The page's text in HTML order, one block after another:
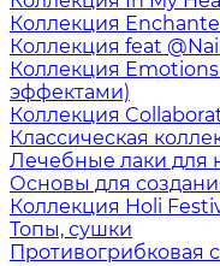
Коллекция
Коллекция feat
Коллекция
эффектами)
Коллекция
Классическая
Лечебные лаки для
Основы для
Коллекция Holi
Топы, сушки
Противогрибковая